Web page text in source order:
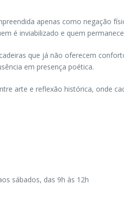
apenas como negação
é inviabilizado e quem
que já não oferecem
em presença poética.
arte e reflexão histórica, onde
sábados, das 9h às 12h